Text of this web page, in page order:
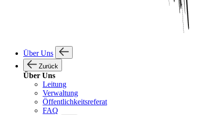
Über Uns
Zurück
Über Uns
Leitung
Verwaltung
Öffentlichkeitsreferat
FAQ